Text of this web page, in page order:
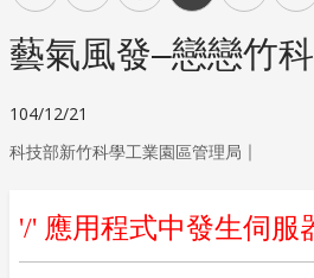
藝氣風發–戀戀竹
104/12/21
科技部新竹科學工業園區管理局 ｜